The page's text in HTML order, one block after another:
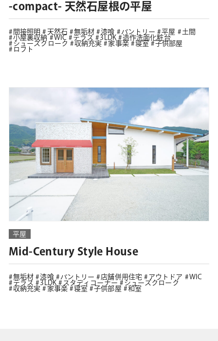
-compact- 天然石屋根の平屋
間接照明 天然石 無垢材 漆喰 パントリー 平屋
土間
小屋裏収納
WIC テラス 3LDK
造作洗面化粧台
シューズクローク
収納充実 家事楽 寝室
子供部屋
ロフト
平屋
Mid-Century Style House
無垢材 漆喰 パントリー 店舗併用住宅 アウトドア
WIC
テラス
3LDK スタディコーナー
シューズクローク
収納充実
家事楽 寝室 子供部屋 和室